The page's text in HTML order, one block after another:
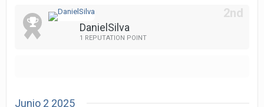
DanielSilva
1 REPUTATION POINT
Junio 2 2025